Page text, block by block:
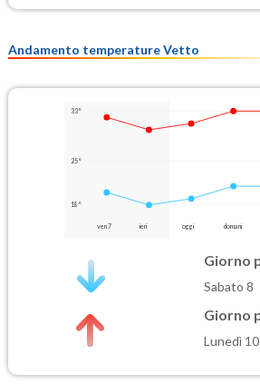
Andamento temperature Vetto
33°
25°
18°
ven 7 ieri oggi domani
Giorno
Sabato 8
Giorno
Lunedì 10